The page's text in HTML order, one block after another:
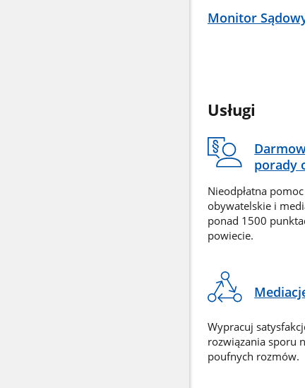
Monitor
Usługi
porady
Nieodpłatna
obywatelskie i
ponad 1500
powiecie.
Wypracuj
rozwiązania sporu
poufnych rozmów.